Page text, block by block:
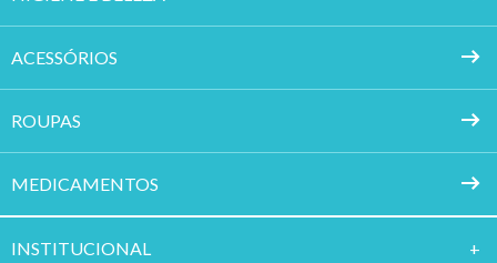
ACESSÓRIOS
ROUPAS
MEDICAMENTOS
INSTITUCIONAL